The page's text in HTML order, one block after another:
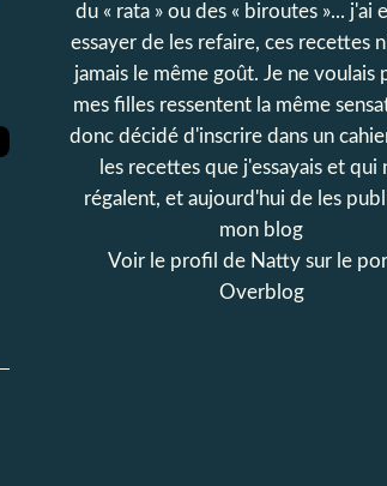
du « rata » ou des « biroutes »... j'ai
essayer de les refaire, ces recettes
jamais le même goût. Je ne voulais
mes filles ressentent la même
donc décidé d'inscrire dans un
les recettes que j'essayais et qui
régalent, et aujourd'hui de les
mon blog
Voir le profil de Natty sur le
Overblog